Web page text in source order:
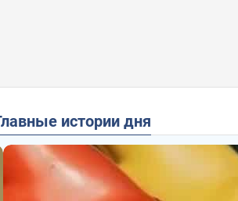
Главные истории дня